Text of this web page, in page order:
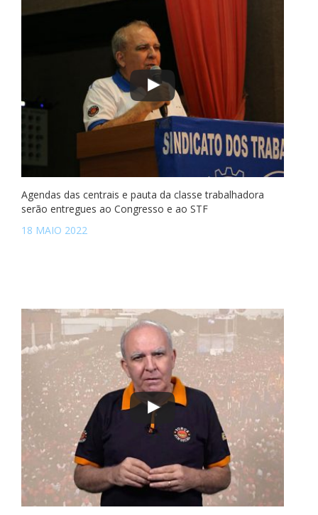
Agendas das centrais e pauta da classe trabalhadora
serão entregues ao Congresso e ao STF
18 MAIO 2022